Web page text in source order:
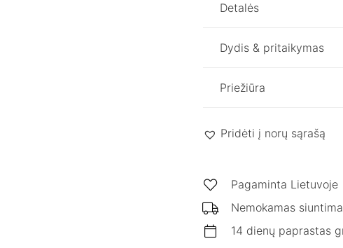
Detalės
Dydis & pritaikymas
Priežiūra
Pridėti į norų sąrašą
Pagaminta Lietuvoje
Nemokamas
14 dienų paprastas